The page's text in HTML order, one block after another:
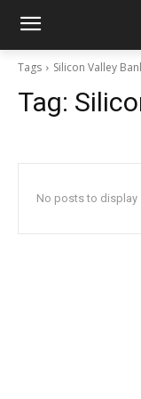
Tags Silicon Valley
Tag:
No posts to display